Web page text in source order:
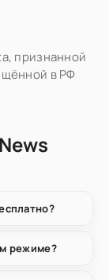
признанной
в РФ
режиме?